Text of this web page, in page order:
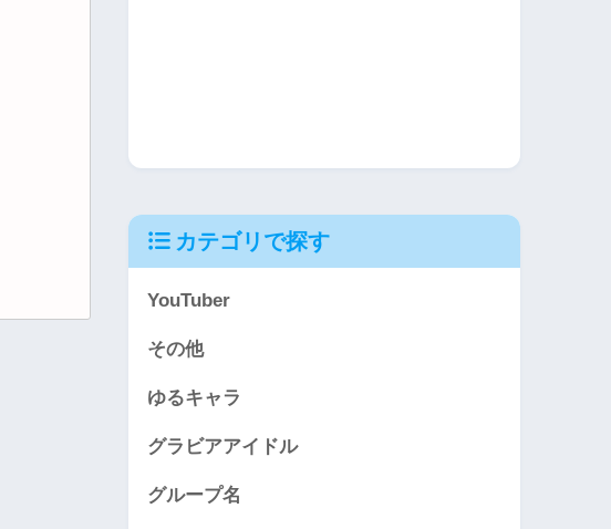
カテゴリで探す
YouTuber
その他
ゆるキャラ
グラビアアイドル
グループ名